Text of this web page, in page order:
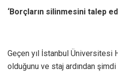
‘Borçların silinmesini talep
Geçen yıl İstanbul Üniversitesi
olduğunu ve staj ardından şimdi